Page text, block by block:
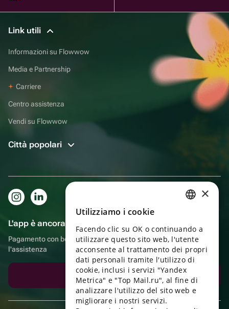
Link utili
Informazioni su Flowwow
Media e Partnership
Carriere
Centro assistenza
Vendi su Flowwow
Città popolari
L'app è ancora più comoda!
Pagamento con bonus, autoconsegna, comoda chat con
l'assistenza
Scarica l'app
ENGLISH
UKRAINIAN
PORTUGUESE
SPANISH
×
Utilizziamo i cookie
Facendo clic su OK o continuando a
utilizzare questo sito web, l'utente
acconsente al trattamento dei propri
dati personali tramite l'utilizzo di
cookie, inclusi i servizi "Yandex
Metrica" e "Top Mail.ru", al fine di
analizzare l'utilizzo del sito web e
migliorare i nostri servizi.